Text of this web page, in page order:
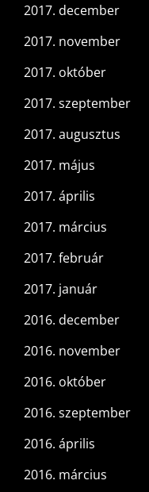
2017. december
2017. november
2017. október
2017. szeptember
2017. augusztus
2017. május
2017. április
2017. március
2017. február
2017. január
2016. december
2016. november
2016. október
2016. szeptember
2016. április
2016. március